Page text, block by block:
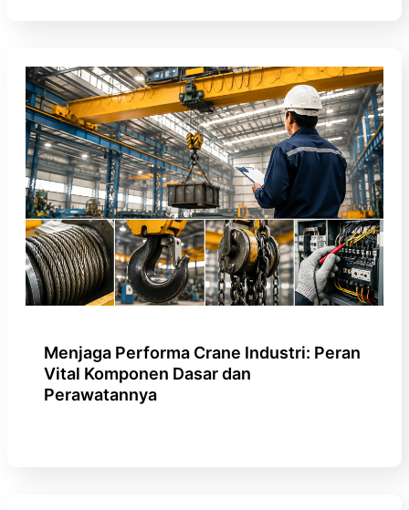
Menjaga Performa Crane Industri: Peran
Vital Komponen Dasar dan
Perawatannya